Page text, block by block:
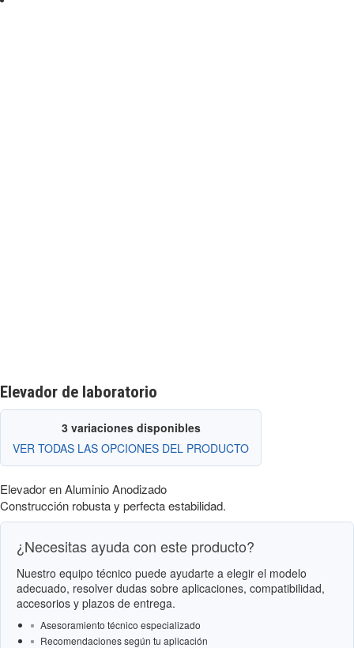
Elevador de laboratorio
3 variaciones disponibles
VER TODAS LAS OPCIONES DEL PRODUCTO
Elevador en Aluminio Anodizado
Construcción robusta y perfecta estabilidad.
¿Necesitas ayuda con este producto?
Nuestro equipo técnico puede ayudarte a elegir el modelo
adecuado, resolver dudas sobre aplicaciones, compatibilidad,
accesorios y plazos de entrega.
Asesoramiento técnico especializado
Recomendaciones según tu aplicación